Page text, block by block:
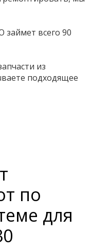
займет всего 90
из
подходящее
по
для